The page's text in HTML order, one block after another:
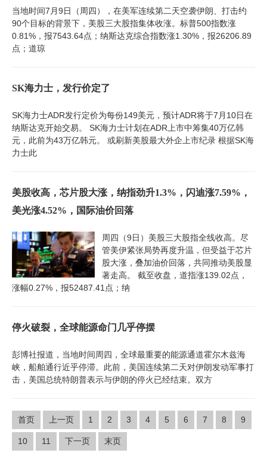
当地时间7月9日（周四），在美军连续第二天空袭伊朗、打击约
90个目标的背景下，美股三大股指集体收涨。标普500指数涨
0.81%，报7543.64点；纳斯达克综合指数涨1.30%，报26206.89
点；道琼
SK海力士，发行价定了
SK海力士ADR发行定价为每份149美元，预计ADR将于7月10日在
纳斯达克开始交易。 SK海力士计划在ADR上市中筹集40万亿韩
元，此前为43万亿韩元。 或刷新美股最大外企上市纪录 根据SK海
力士此
美股收高，芯片股大涨，纳指劲升1.3%，闪迪涨7.59%，
美光涨4.52%，国际油价回落
周四（9日）美股三大股指全线收高。尽
管美伊紧张局势再度升温，但受益于芯片
股大涨，叠加油价回落，共同推动美股显
著走高。 截至收盘，道指涨139.02点，
涨幅0.27%，报52487.41点；纳
停火破裂，全球能源命门几乎停摆
彭博社报道，当地时间周四，全球最重要的能源通道霍尔木兹海
峡，船舶通行近乎停滞。此前，美国连续第二天对伊朗发动军事打
击，美国总统特朗普表示与伊朗的停火已经结束。双方
首页 上一页 1 2 3 4 5 6 7 8 9
10 11 下一页 末页